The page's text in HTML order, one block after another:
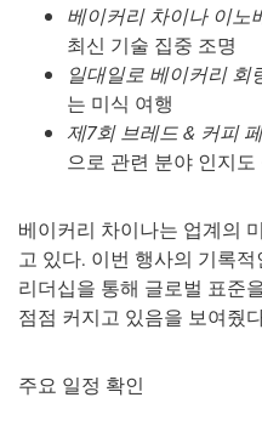
베이커리 차이나 이노
최신 기술 집중 조명
일대일로 베이커리 회
는 미식 여행
제7회 브레드 & 커피
으로 관련 분야 인지도
베이커리 차이나는 업계의
고 있다. 이번 행사의 기록
리더십을 통해 글로벌 표준
점점 커지고 있음을 보여줬
주요 일정 확인